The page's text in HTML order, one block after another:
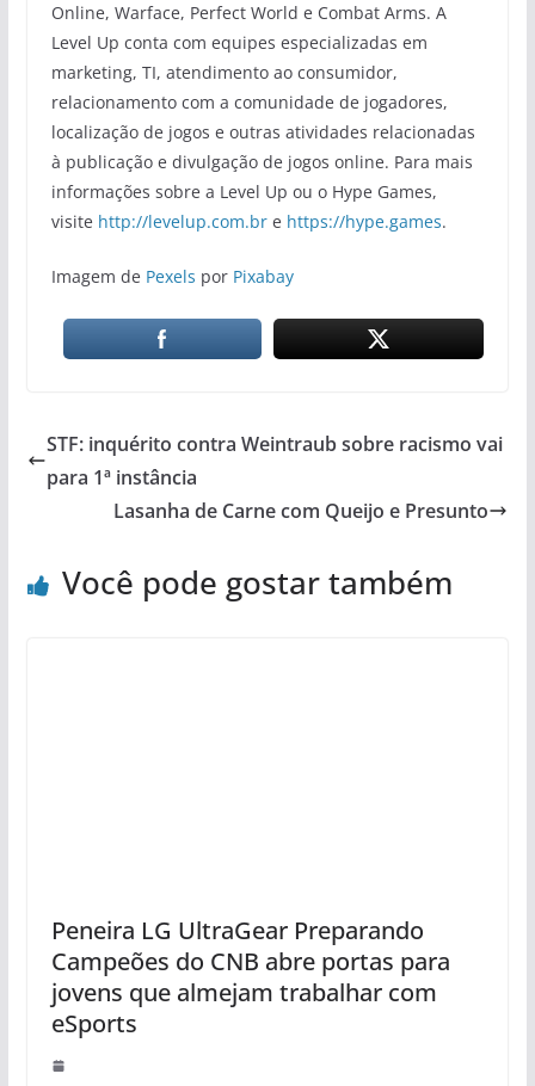
Online, Warface, Perfect World e Combat Arms. A
Level Up conta com equipes especializadas em
marketing, TI, atendimento ao consumidor,
relacionamento com a comunidade de jogadores,
localização de jogos e outras atividades relacionadas
à publicação e divulgação de jogos online. Para mais
informações sobre a Level Up ou o Hype Games,
visite http://levelup.com.bre https://hype.games.
Imagem de Pexels por Pixabay
STF: inquérito contra Weintraub sobre racismo vai
para 1ª instância
Lasanha de Carne com Queijo e Presunto
Você pode gostar também
Peneira LG UltraGear Preparando
Campeões do CNB abre portas para
jovens que almejam trabalhar com
eSports